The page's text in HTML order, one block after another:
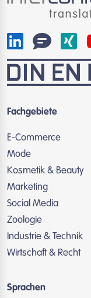
Fachgebiete
E-Commerce
Mode
Kosmetik & Beauty
Marketing
Social Media
Zoologie
Industrie & Technik
Wirtschaft & Recht
Sprachen